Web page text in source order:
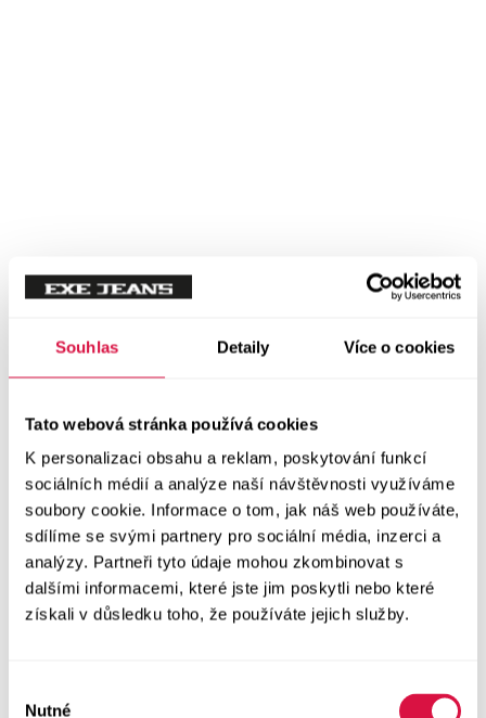
Souhlas Detaily Více o cookies
Tato webová stránka používá cookies
K personalizaci obsahu a reklam, poskytování funkcí
sociálních médií a analýze naší návštěvnosti využíváme
soubory cookie. Informace o tom, jak náš web používáte,
sdílíme se svými partnery pro sociální média, inzerci a
analýzy. Partneři tyto údaje mohou zkombinovat s
dalšími informacemi, které jste jim poskytli nebo které
získali v důsledku toho, že používáte jejich služby.
Nutné